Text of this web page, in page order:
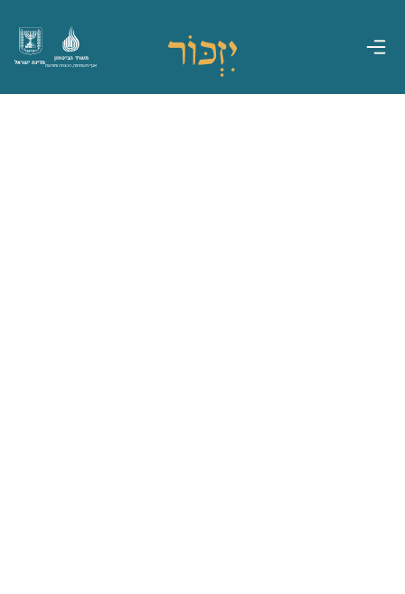
מדינת ישראל
משרד הביטחון
אגף משפחות, הנצחה ומורשת